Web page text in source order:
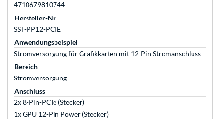
4710679810744
Hersteller-Nr.
SST-PP12-PCIE
Anwendungsbeispiel
Stromversorgung für Grafikkarten mit 12-Pin Stromanschluss
Bereich
Stromversorgung
Anschluss
2x 8-Pin-PCIe (Stecker)
1x GPU 12-Pin Power (Stecker)